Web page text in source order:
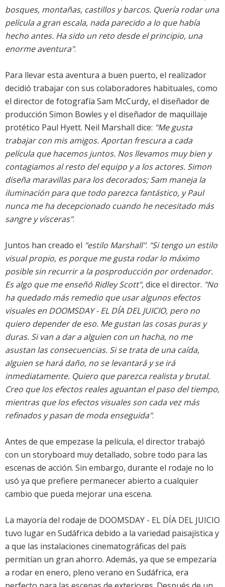
bosques, montañas, castillos y barcos. Quería rodar una
película a gran escala, nada parecido a lo que había
hecho antes. Ha sido un reto desde el principio, una
enorme aventura".
Para llevar esta aventura a buen puerto, el realizador
decidió trabajar con sus colaboradores habituales, como
el director de fotografía Sam McCurdy, el diseñador de
producción Simon Bowles y el diseñador de maquillaje
protético Paul Hyett. Neil Marshall dice: "Me gusta
trabajar con mis amigos. Aportan frescura a cada
película que hacemos juntos. Nos llevamos muy bien y
contagiamos al resto del equipo y a los actores. Simon
diseña maravillas para los decorados; Sam maneja la
iluminación para que todo parezca fantástico, y Paul
nunca me ha decepcionado cuando he necesitado más
sangre y vísceras".
Juntos han creado el "estilo Marshall". "Si tengo un estilo
visual propio, es porque me gusta rodar lo máximo
posible sin recurrir a la posproducción por ordenador.
Es algo que me enseñó Ridley Scott", dice el director. "No
ha quedado más remedio que usar algunos efectos
visuales en DOOMSDAY - EL DÍA DEL JUICIO, pero no
quiero depender de eso. Me gustan las cosas puras y
duras. Si van a dar a alguien con un hacha, no me
asustan las consecuencias. Si se trata de una caída,
alguien se hará daño, no se levantará y se irá
inmediatamente. Quiero que parezca realista y brutal.
Creo que los efectos reales aguantan el paso del tiempo,
mientras que los efectos visuales son cada vez más
refinados y pasan de moda enseguida".
Antes de que empezase la película, el director trabajó
con un storyboard muy detallado, sobre todo para las
escenas de acción. Sin embargo, durante el rodaje no lo
usó ya que prefiere permanecer abierto a cualquier
cambio que pueda mejorar una escena.
La mayoría del rodaje de DOOMSDAY - EL DÍA DEL JUICIO
tuvo lugar en Sudáfrica debido a la variedad paisajística y
a que las instalaciones cinematográficas del país
permitían un gran ahorro. Además, ya que se empezaría
a rodar en enero, pleno verano en Sudáfrica, era